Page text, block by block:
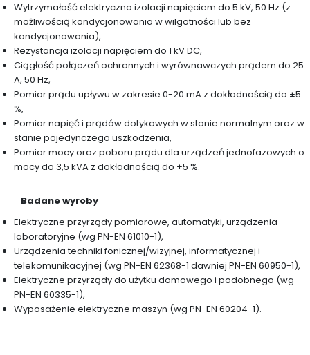
Wytrzymałość elektryczna izolacji napięciem do 5 kV, 50 Hz (z
możliwością kondycjonowania w wilgotności lub bez
kondycjonowania),
Rezystancja izolacji napięciem do 1 kV DC,
Ciągłość połączeń ochronnych i wyrównawczych prądem do 25
A, 50 Hz,
Pomiar prądu upływu w zakresie 0-20 mA z dokładnością do ±5
%,
Pomiar napięć i prądów dotykowych w stanie normalnym oraz w
stanie pojedynczego uszkodzenia,
Pomiar mocy oraz poboru prądu dla urządzeń jednofazowych o
mocy do 3,5 kVA z dokładnością do ±5 %.
Badane wyroby
Elektryczne przyrządy pomiarowe, automatyki, urządzenia
laboratoryjne (wg PN-EN 61010-1),
Urządzenia techniki fonicznej/wizyjnej, informatycznej i
telekomunikacyjnej (wg PN-EN 62368-1 dawniej PN-EN 60950-1),
Elektryczne przyrządy do użytku domowego i podobnego (wg
PN-EN 60335-1),
Wyposażenie elektryczne maszyn (wg PN-EN 60204-1).